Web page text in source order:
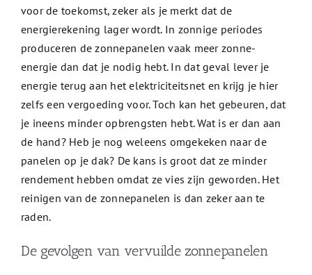
voor de toekomst, zeker als je merkt dat de
energierekening lager wordt. In zonnige periodes
produceren de zonnepanelen vaak meer zonne-
energie dan dat je nodig hebt. In dat geval lever je
energie terug aan het elektriciteitsnet en krijg je hier
zelfs een vergoeding voor. Toch kan het gebeuren, dat
je ineens minder opbrengsten hebt. Wat is er dan aan
de hand? Heb je nog weleens omgekeken naar de
panelen op je dak? De kans is groot dat ze minder
rendement hebben omdat ze vies zijn geworden. Het
reinigen van de zonnepanelen is dan zeker aan te
raden.
De gevolgen van vervuilde zonnepanelen